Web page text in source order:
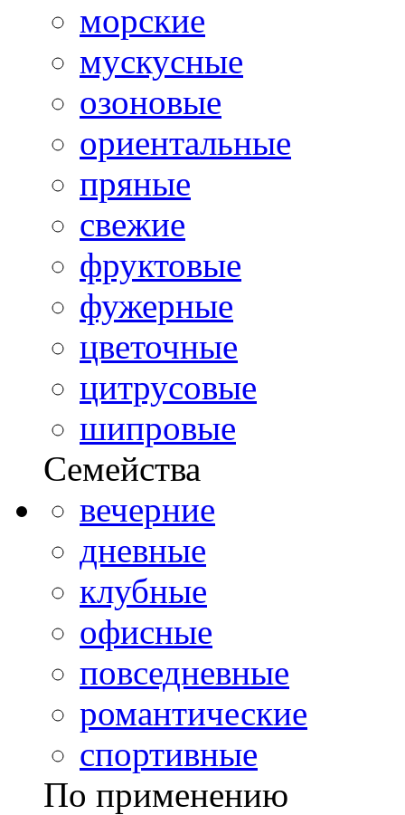
морские
мускусные
озоновые
ориентальные
пряные
свежие
фруктовые
фужерные
цветочные
цитрусовые
шипровые
Семейства
вечерние
дневные
клубные
офисные
повседневные
романтические
спортивные
По применению